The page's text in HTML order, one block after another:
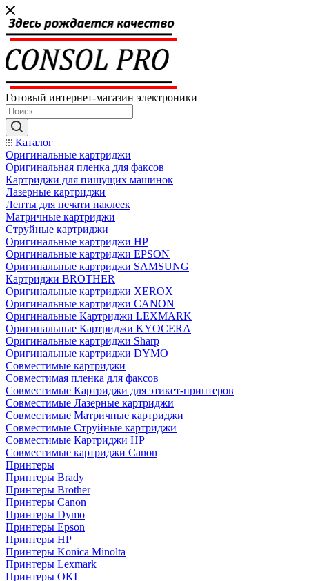
Готовый интернет-магазин электроники
Каталог
Оригинальные картриджи
Оригинальная пленка для факсов
Картриджи для пишущих машинок
Лазерные картриджи
Ленты для печати наклеек
Матричные картриджи
Струйные картриджи
Оригинальные картриджи HP
Оригинальные картриджи EPSON
Оригинальные картриджи SAMSUNG
Картриджи BROTHER
Оригинальные картриджи XEROX
Оригинальные картриджи CANON
Оригинальные Картриджи LEXMARK
Оригинальные Картриджи KYOCERA
Оригинальные картриджи Sharp
Оригинальные картриджи DYMO
Совместимые картриджи
Совместимая пленка для факсов
Совместимые Картриджи для этикет-принтеров
Совместимые Лазерные картриджи
Совместимые Матричные картриджи
Совместимые Струйные картриджи
Совместимые Картриджи HP
Совместимые картриджи Canon
Принтеры
Принтеры Brady
Принтеры Brother
Принтеры Canon
Принтеры Dymo
Принтеры Epson
Принтеры HP
Принтеры Konica Minolta
Принтеры Lexmark
Принтеры OKI